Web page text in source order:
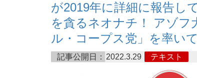
が2019年に詳細に報告し
を貪るネオナチ！ アゾフ
ル・コープス党」を率い
記事公開日： 2022.3.29
テキスト